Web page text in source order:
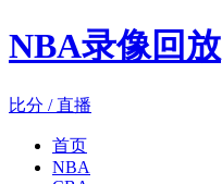
NBA录像回放
比分 / 直播
首页
NBA